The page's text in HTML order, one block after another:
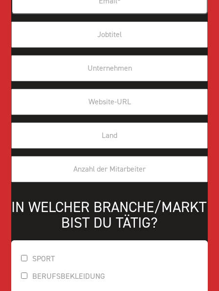
IN WELCHER BRANCHE/MARKT
BIST DU TÄTIG?
SPORT
BERUFSBEKLEIDUNG